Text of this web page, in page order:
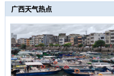
广西天气热点